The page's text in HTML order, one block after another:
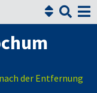


der Entfernung